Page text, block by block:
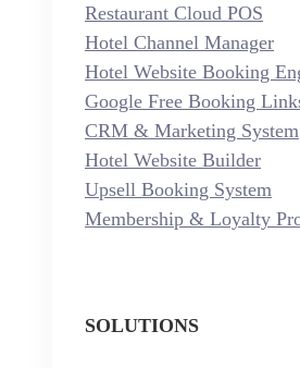
Restaurant Cloud POS
Hotel Channel Manager
Hotel Website Booking
Google Free Booking
CRM & Marketing System
Hotel Website Builder
Upsell Booking System
Membership & Loyalty
SOLUTIONS